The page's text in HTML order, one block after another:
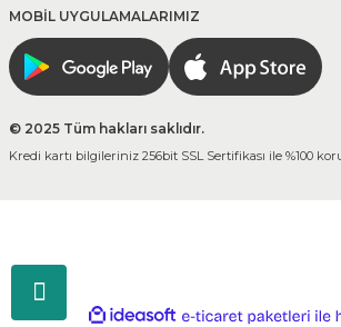
MOBİL UYGULAMALARIMIZ
© 2025 Tüm hakları saklıdır.
Kredi kartı bilgileriniz 256bit SSL Sertifikası ile %100
ideasoft
e-